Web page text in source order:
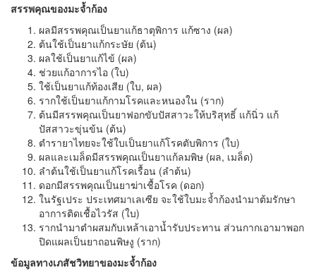
สรรพคุณของมะจ้ำก้อง
ผลมีสรรพคุณเป็นยาแก้ธาตุพิการ แก้ซาง (ผล)
ต้นใช้เป็นยาแก้กระษัย (ต้น)
ผลใช้เป็นยาแก้ไข้ (ผล)
ช่วยแก้อาการไอ (ใบ)
ใช้เป็นยาแก้ท้องเสีย (ใบ, ผล)
รากใช้เป็นยาแก้กามโรคและหนองใน (ราก)
ต้นมีสรรพคุณเป็นยาฟอกขับปัสสาวะให้บริสุทธิ์ แก้นิ่ว แก้
ปัสสาวะขุ่นข้น (ต้น)
ตำรายาไทยจะใช้ใบเป็นยาแก้โรคตับพิการ (ใบ)
ผลและเมล็ดมีสรรพคุณเป็นยาแก้ลมพิษ (ผล, เมล็ด)
ลำต้นใช้เป็นยาแก้โรคเรื้อน (ลำต้น)
ดอกมีสรรพคุณเป็นยาฆ่าเชื้อโรค (ดอก)
ในรัฐเประ ประเทศมาเลเซีย จะใช้ใบมะจ้ำก้องนำมาต้มรักษา
อาการติดเชื้อไวรัส (ใบ)
รากนำมาตำผสมกับเหล้าเอาน้ำรับประทาน ส่วนกากเอามาพอก
ปิดแผลเป็นยาถอนพิษงู (ราก)
ข้อมูลทางเภสัชวิทยาของมะจ้ำก้อง